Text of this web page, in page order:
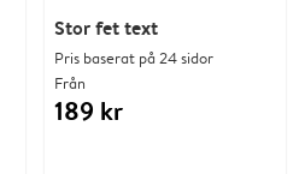
Stor fet text
Pris baserat på 24 sidor
Från
189 kr